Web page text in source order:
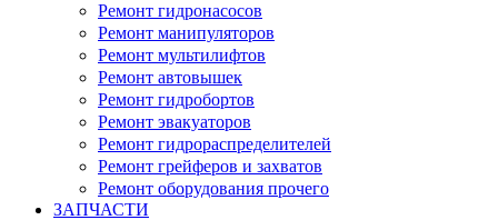
Ремонт гидронасосов
Ремонт манипуляторов
Ремонт мультилифтов
Ремонт автовышек
Ремонт гидробортов
Ремонт эвакуаторов
Ремонт гидрораспределителей
Ремонт грейферов и захватов
Ремонт оборудования прочего
ЗАПЧАСТИ